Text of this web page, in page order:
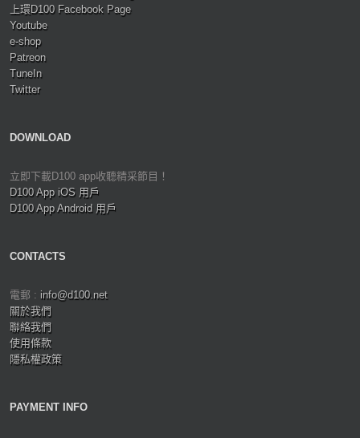
上環D100 Facebook Page
Youtube
e-shop
Patreon
TuneIn
Twitter
DOWNLOAD
立即下載D100 app收聽精采節目！
D100 App iOS 用戶
D100 App Android 用戶
CONTACTS
電郵 : info@d100.net
關於我們
聯絡我們
使用條款
隱私權政策
PAYMENT INFO